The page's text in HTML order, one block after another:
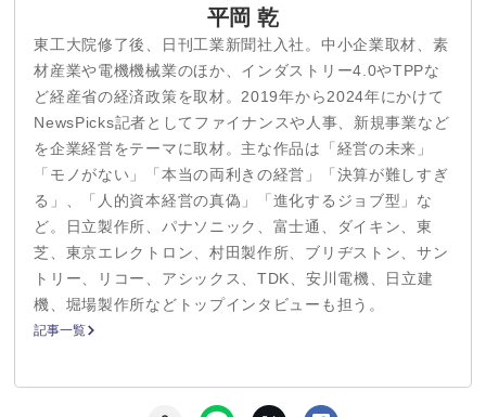
平岡 乾
東工大院修了後、日刊工業新聞社入社。中小企業取材、素
材産業や電機機械業のほか、インダストリー4.0やTPPな
ど経産省の経済政策を取材。2019年から2024年にかけて
NewsPicks記者としてファイナンスや人事、新規事業など
を企業経営をテーマに取材。主な作品は「経営の未来」
「モノがない」「本当の両利きの経営」「決算が難しすぎ
る」、「人的資本経営の真偽」「進化するジョブ型」な
ど。日立製作所、パナソニック、富士通、ダイキン、東
芝、東京エレクトロン、村田製作所、ブリヂストン、サン
トリー、リコー、アシックス、TDK、安川電機、日立建
機、堀場製作所などトップインタビューも担う。
記事一覧